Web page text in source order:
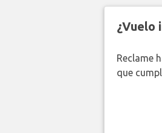
¿Vuelo
Reclame
que